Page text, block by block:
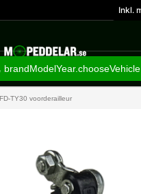
brandModelYear.chooseVehicle
TY30 voorderailleur